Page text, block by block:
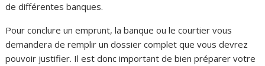
de différentes banques.
Pour conclure un emprunt, la banque ou le courtier vous
demandera de remplir un dossier complet que vous devrez
pouvoir justifier. Il est donc important de bien préparer votre